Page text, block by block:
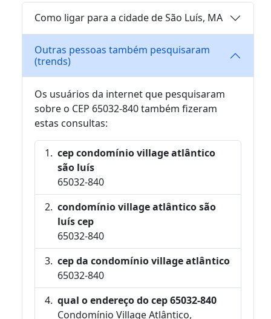
Como ligar para a cidade de São Luís, MA
Outras pessoas também pesquisaram
(trends)
Os usuários da internet que pesquisaram
sobre o CEP 65032-840 também fizeram
estas consultas:
cep condomínio village atlântico
são luís
65032-840
condomínio village atlântico são
luís cep
65032-840
cep da condomínio village atlântico
65032-840
qual o endereço do cep 65032-840
Condomínio Village Atlântico,